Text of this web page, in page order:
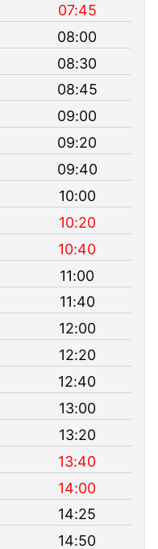
07:45
08:00
08:30
08:45
09:00
09:20
09:40
10:00
10:20
10:40
11:00
11:40
12:00
12:20
12:40
13:00
13:20
13:40
14:00
14:25
14:50